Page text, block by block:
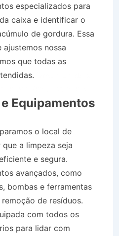
especializados para
caixa e identificar o
de gordura. Essa
nossa
que todas as
Equipamentos
o local de
a limpeza seja
e segura.
avançados, como
bombas e ferramentas
de resíduos.
com todos os
para lidar com